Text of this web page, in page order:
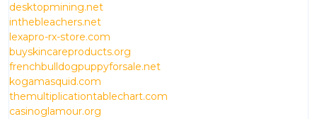
desktopmining.net
inthebleachers.net
lexapro-rx-store.com
buyskincareproducts.org
frenchbulldogpuppyforsale.net
kogamasquid.com
themultiplicationtablechart.com
casinoglamour.org